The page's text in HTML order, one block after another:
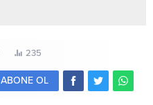
235
ABONE OL